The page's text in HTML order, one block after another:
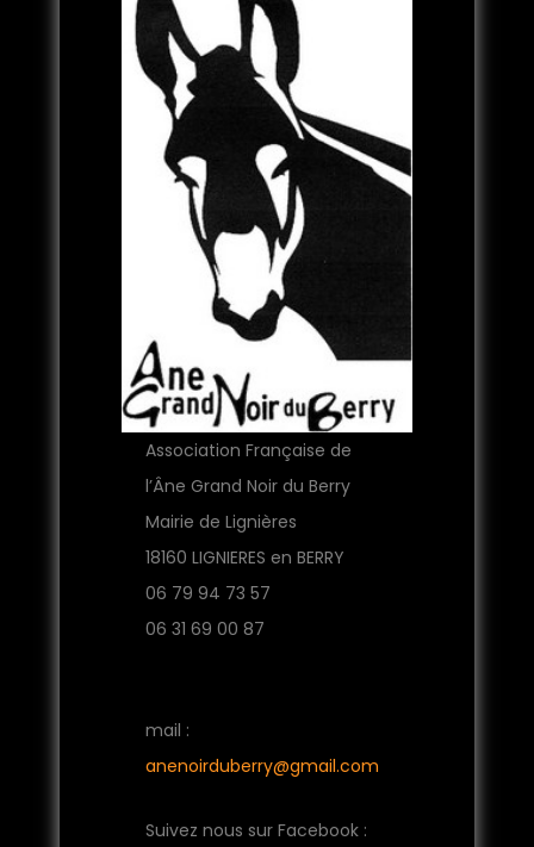
Association Française de
l’Âne Grand Noir du Berry
Mairie de Lignières
18160 LIGNIERES en BERRY
06 79 94 73 57
06 31 69 00 87
mail :
anenoirduberry@gmail.com
Suivez nous sur Facebook :